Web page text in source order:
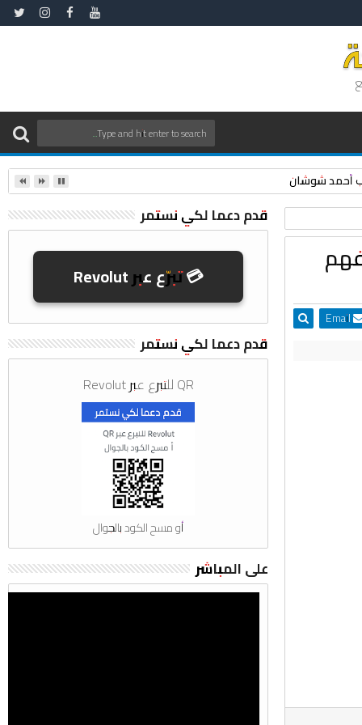
أحمد شوشان
؟
قدم دعما لكي نستمر
💳 تبرّع عبر Revolut
قدم دعما لكي نستمر
QR للتبرع عبر Revolut
أو مسح الكود بالجوال
على المباشر